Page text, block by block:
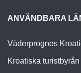
ANVÄNDBARA
Väderprognos
Kroatiska turistbyrån